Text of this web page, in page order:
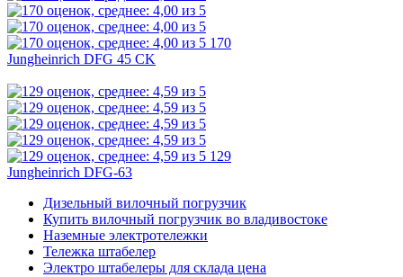
170
Jungheinrich DFG 45 CK
129
Jungheinrich DFG-63
Дизельный вилочный погрузчик
Купить вилочный погрузчик во владивостоке
Наземные электротележки
Тележка штабелер
Электро штабелеры для склада цена